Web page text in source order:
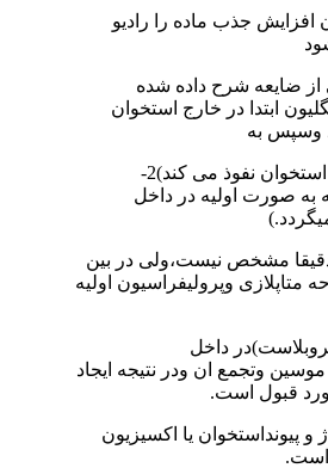
جذب ماده را رادیو
ضایعه شرح داده شده
ابتدا در خارج استخوان
به
تدریج به داخل استخوان نفوذ می کند)2-
به صورت اولیه در داخل
مشخص نیست،ولی در بین
متاپلازی وپرولیفراسیون اولیه
داخل
وتجمع ان ودر نتیجه ایجاد
قبول است.
پیونداستخوان یا اکسیزیون